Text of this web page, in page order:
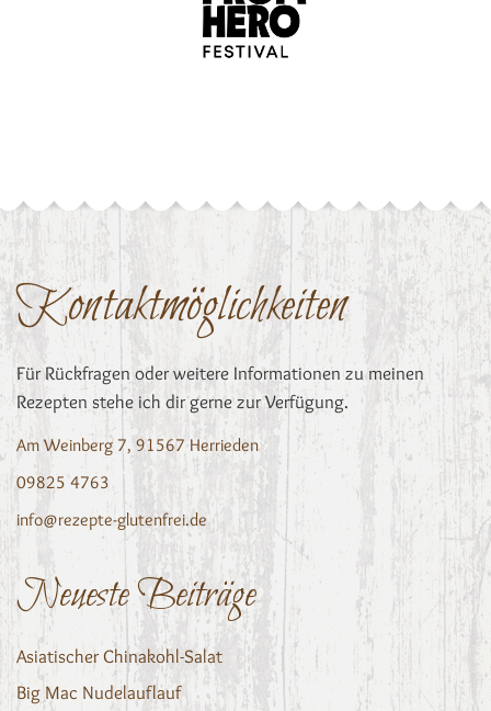
Kontaktmöglichkeiten
Für Rückfragen oder weitere Informationen zu meinen
Rezepten stehe ich dir gerne zur Verfügung.
Am Weinberg 7, 91567 Herrieden
09825 4763
info@rezepte-glutenfrei.de
Neueste Beiträge
Asiatischer Chinakohl-Salat
Big Mac Nudelauflauf